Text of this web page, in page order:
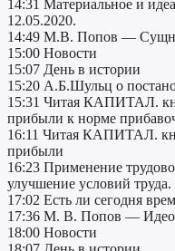
14:31 Материальное и
12.05.2020.
14:49 М.В. Попов —
15:00 Новости
15:07 День в истории
15:20 А.Б.Шульц о
15:31 Читая КАПИТАЛ.
прибыли к норме
16:11 Читая КАПИТАЛ.
прибыли
16:23 Применение
улучшение условий
17:02 Есть ли сегодня
17:36 М. В. Попов —
18:00 Новости